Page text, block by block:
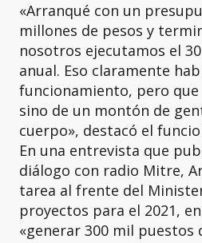
«Arranqué con un
millones de pesos y
nosotros ejecutamos el
anual. Eso claramente
funcionamiento, pero que
sino de un montón de
cuerpo», destacó el
En una entrevista que
diálogo con radio Mitre,
tarea al frente del
proyectos para el 2021,
«generar 300 mil puestos